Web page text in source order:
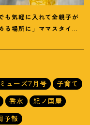
も気軽に入れて全親子が
る場所に」ママスタイリ
ューズ7月号
子育て
香水
紀ノ国屋
予報